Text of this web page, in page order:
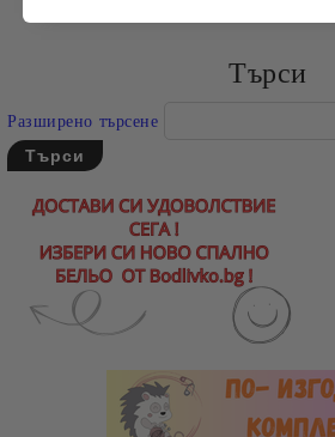
Търси
Разширено търсене